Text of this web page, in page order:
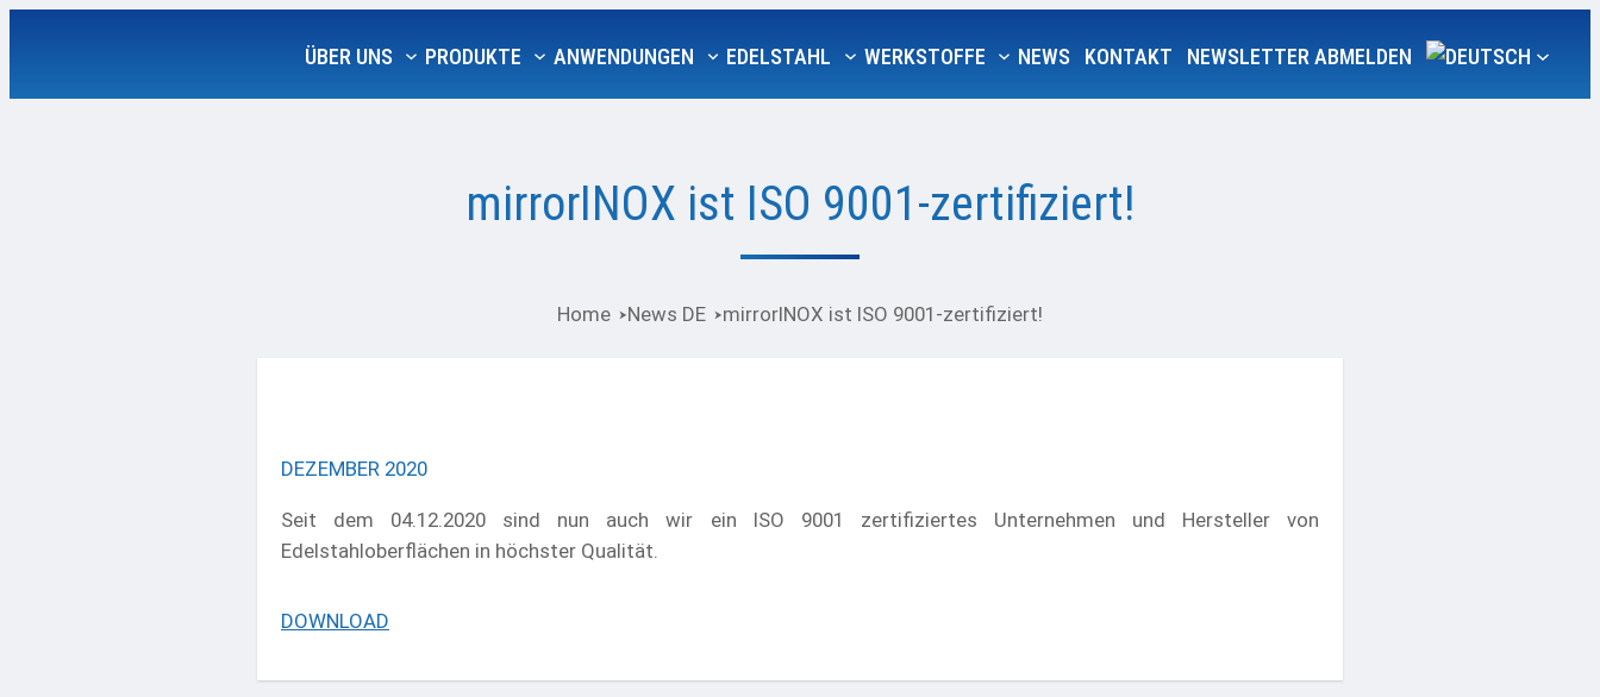
ÜBER UNS PRODUKTE ANWENDUNGEN EDELSTAHL WERKSTOFFE NEWS KONTAKT NEWSLETTER ABMELDEN
mirrorINOX ist ISO 9001-zertifiziert!
Home News DE mirrorINOX ist ISO 9001-zertifiziert!
DEZEMBER 2020
Seit dem 04.12.2020 sind nun auch wir ein ISO 9001 zertifiziertes Unternehmen und Hersteller von
Edelstahloberflächen in höchster Qualität.
DOWNLOAD